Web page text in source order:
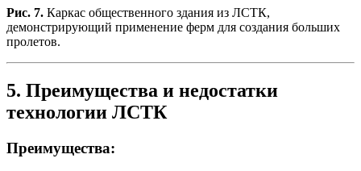
Рис. 7. Каркас общественного здания из ЛСТК,
демонстрирующий применение ферм для создания больших
пролетов.
5. Преимущества и недостатки
технологии ЛСТК
Преимущества: